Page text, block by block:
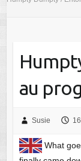
au
Susie
What